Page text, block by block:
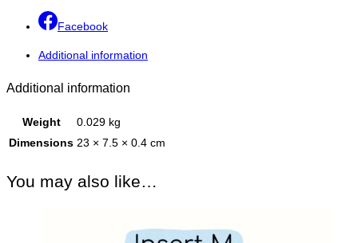
Facebook
Additional information
Additional information
Weight
0.029 kg
Dimensions 23 × 7.5 × 0.4 cm
You may also like…